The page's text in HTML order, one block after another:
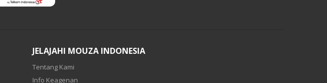
JELAJAHI MOUZA INDONESIA
Tentang Kami
Info Keagenan